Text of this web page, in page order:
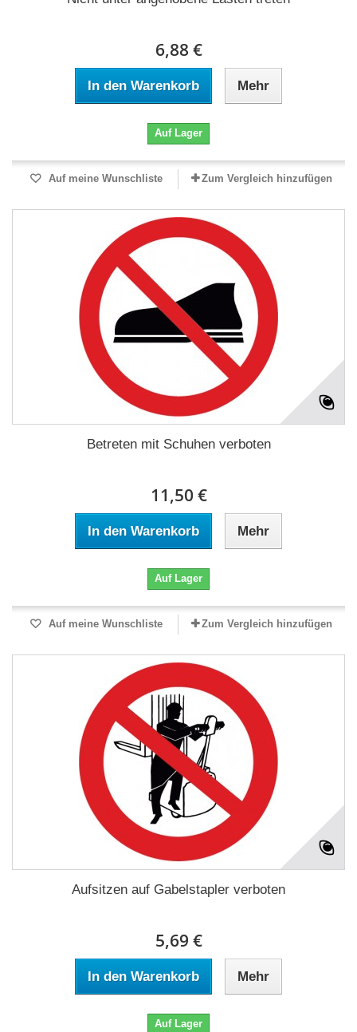
6,88 €
In den Warenkorb Mehr
Auf Lager
Auf meine Wunschliste Zum Vergleich hinzufügen
Betreten mit Schuhen verboten
11,50 €
In den Warenkorb Mehr
Auf Lager
Auf meine Wunschliste Zum Vergleich hinzufügen
Aufsitzen auf Gabelstapler verboten
5,69 €
In den Warenkorb Mehr
Auf Lager